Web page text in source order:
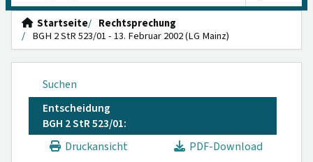
Startseite
Rechtsprechung
BGH 2 StR 523/01 - 13. Februar 2002 (LG Mainz)
Suchen
Entscheidung
BGH 2 StR 523/01:
Druckansicht
PDF-Download